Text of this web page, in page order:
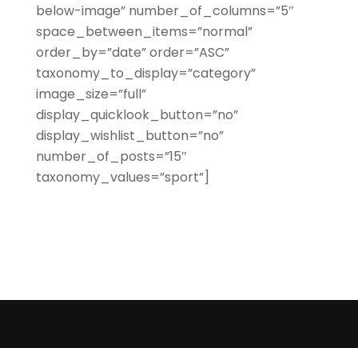
below-image” number_of_columns=”5″
space_between_items=”normal”
order_by=”date” order=”ASC”
taxonomy_to_display=”category”
image_size=”full”
display_quicklook_button=”no”
display_wishlist_button=”no”
number_of_posts=”15″
taxonomy_values=”sport”]